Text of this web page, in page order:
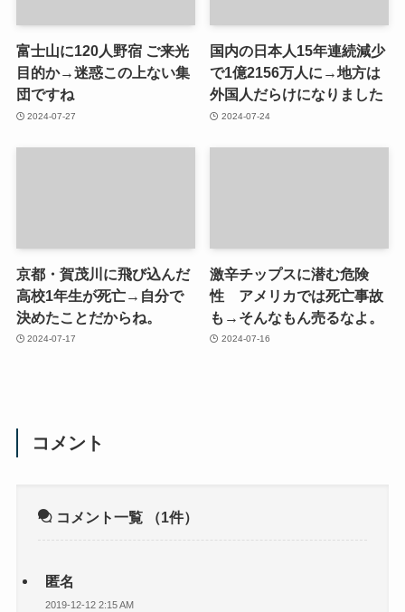
富士山に120人野宿 ご来光
目的か→迷惑この上ない集
団ですね
2024-07-27
国内の日本人15年連続減少
で1億2156万人に→地方は
外国人だらけになりました
2024-07-24
京都・賀茂川に飛び込んだ
高校1年生が死亡→自分で
決めたことだからね。
2024-07-17
激辛チップスに潜む危険
性 アメリカでは死亡事故
も→そんなもん売るなよ。
2024-07-16
コメント
コメント一覧 （1件）
匿名
2019-12-12 2:15 AM